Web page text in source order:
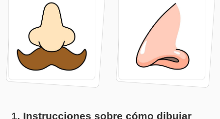
1. Instrucciones sobre cómo dibujar